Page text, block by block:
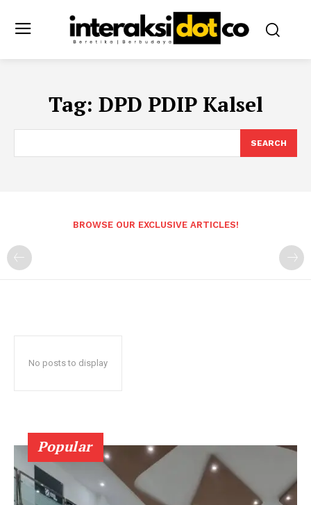
Tag: DPD PDIP Kalsel
SEARCH
BROWSE OUR EXCLUSIVE ARTICLES!
No posts to display
Popular